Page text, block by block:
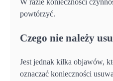
powtórzyć.
Czego nie należy
Jest jednak kilka objawów,
oznaczać konieczności